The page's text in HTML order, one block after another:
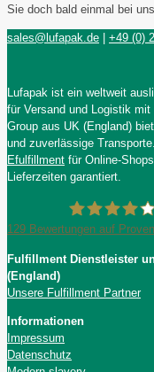
Sie doch bald einmal bei
sales@lufapak.de | +49 (0)
Lufapak ist ein weltweit
für Versand und Logistik
Group aus UK (England)
und zuverlässige
Efulfillment für Online-
Lieferzeiten garantiert.
Lufapak
129 Bewertungen auf
Fulfillment Dienstleister
(England)
Unsere Fulfillment Partner
Informationen
Impressum
Datenschutz